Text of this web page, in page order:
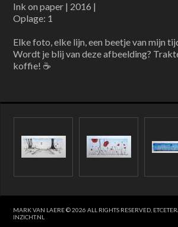
Ink on paper | 2016 |
Oplage: 1
Elke foto, elke lijn, een beetje van mijn
Wordt je blij van deze afbeelding?
koffie! ☕
MARK VAN LAERE © 2026 ALL RIGHTS RESERVED,
INZICHT.NL